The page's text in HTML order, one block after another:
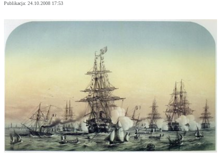
Publikacja: 24.10.2008 17:53